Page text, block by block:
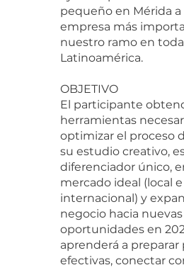
pequeño en Mérida a
empresa más
nuestro ramo en toda
Latinoamérica.
OBJETIVO
El participante
herramientas
optimizar el proceso
su estudio creativo,
diferenciador único,
mercado ideal (local e
internacional) y
negocio hacia nuevas
oportunidades en
aprenderá a preparar
efectivas, conectar